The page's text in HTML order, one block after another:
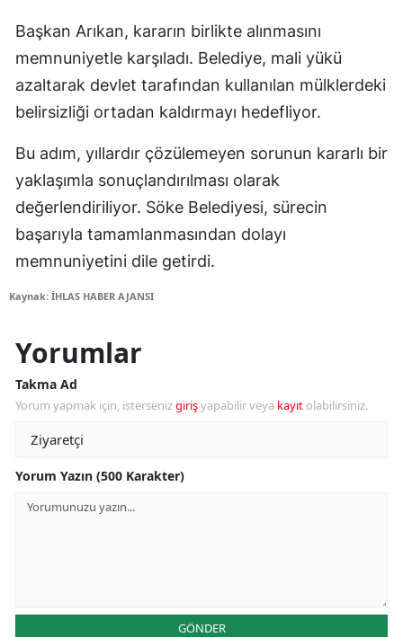
Başkan Arıkan, kararın birlikte alınmasını
memnuniyetle karşıladı. Belediye, mali yükü
azaltarak devlet tarafından kullanılan mülklerdeki
belirsizliği ortadan kaldırmayı hedefliyor.
Bu adım, yıllardır çözülemeyen sorunun kararlı bir
yaklaşımla sonuçlandırılması olarak
değerlendiriliyor. Söke Belediyesi, sürecin
başarıyla tamamlanmasından dolayı
memnuniyetini dile getirdi.
Kaynak: İHLAS HABER AJANSI
Yorumlar
Takma Ad
Yorum yapmak için, istersenizgirişyapabilir veya kayıt olabilirsiniz.
Yorum Yazın (500 Karakter)
GÖNDER